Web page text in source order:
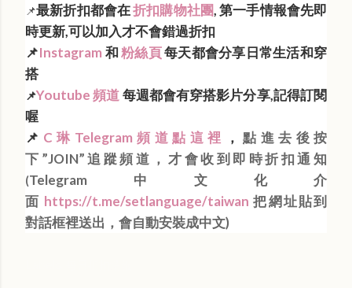
📌最新折扣都會在折扣購物社團, 第一手情報會先即
時更新,可以加入才不會錯過折扣
📌Instagram 和粉絲頁每天都會分享日常生活和穿
搭
📌Youtube 頻道每週都會有穿搭影片分享,記得訂閱
喔
📌 C琳Telegram頻道點這裡 ， 點進去後按
下”JOIN”追蹤頻道，才會收到即時折扣通知
(Telegram中文化介
面 https://t.me/setlanguage/taiwan 把網址貼到
對話框裡送出，會自動安裝成中文)